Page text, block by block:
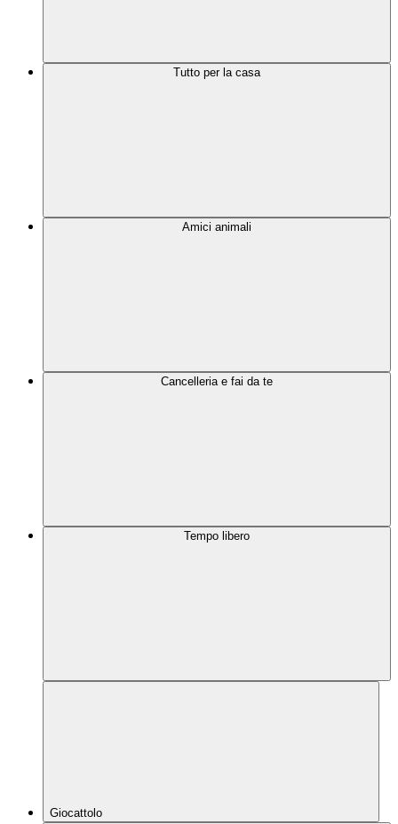
Tutto per la casa
Amici animali
Cancelleria e fai da te
Tempo libero
Giocattolo